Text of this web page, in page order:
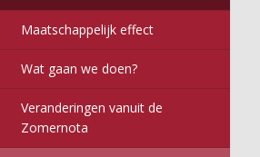
Maatschappelijk effect
Wat gaan we doen?
Veranderingen vanuit de
Zomernota